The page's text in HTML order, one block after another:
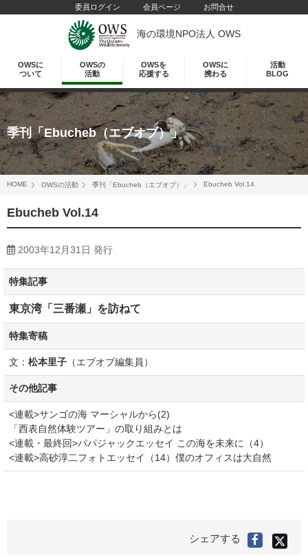
委員ログイン 会員ページ お問合せ
海の環境NPO法人 OWS
OWSに
ついて
OWSの
活動
OWSを
応援する
OWSに
携わる
活動
BLOG
季刊「Ebucheb（エブオブ）」
HOME OWSの活動 季刊「Ebucheb（エブオブ）」 Ebucheb Vol.14
Ebucheb Vol.14
2003年12月31日 発行
特集記事
東京湾「三番瀬」を訪ねて
特集寄稿
文： 松本里子 （エブオブ編集員）
その他記事
<連載>サンゴの海 マーシャルから(2)
「西表自然体験ツアー」の取り組みとは
<連載・最終回>パパジャックエッセイ この海を未来に（4）
<連載>高砂淳二フォトエッセイ（14）僕のオフィスは大自然
シェアする
Facebook
で
X(旧
で